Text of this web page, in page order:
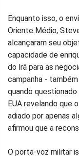
Enquanto isso, o
Oriente Médio,
alcançaram seu
capacidade de
do lrã para as
campanha -
quando
EUA revelando que
adiado por apenas
afirmou que a
O porta-voz militar